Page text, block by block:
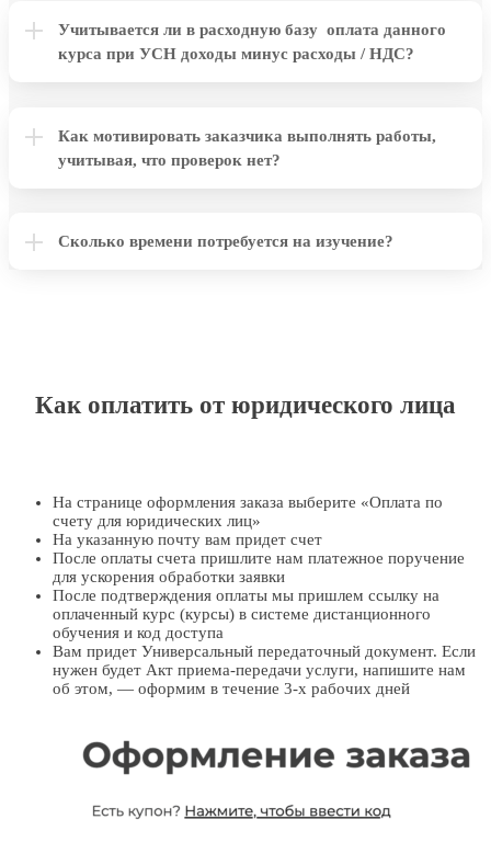
Учитывается ли в расходную базу оплата данного
курса при УСН доходы минус расходы / НДС?
Как мотивировать заказчика выполнять работы,
учитывая, что проверок нет?
Сколько времени потребуется на изучение?
Как оплатить от юридического лица
На странице оформления заказа выберите «Оплата по
счету для юридических лиц»
На указанную почту вам придет счет
После оплаты счета пришлите нам платежное поручение
для ускорения обработки заявки
После подтверждения оплаты мы пришлем ссылку на
оплаченный курс (курсы) в системе дистанционного
обучения и код доступа
Вам придет Универсальный передаточный документ. Если
нужен будет Акт приема-передачи услуги, напишите нам
об этом, — оформим в течение 3-х рабочих дней